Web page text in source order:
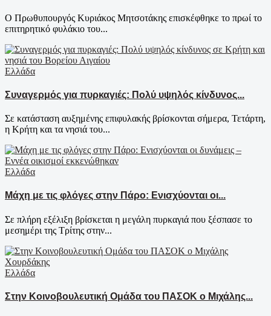
Ο Πρωθυπουργός Κυριάκος Μητσοτάκης επισκέφθηκε το πρωί το
επιτηρητικό φυλάκιο του...
Ελλάδα
Συναγερμός για πυρκαγιές: Πολύ υψηλός κίνδυνος...
Σε κατάσταση αυξημένης επιφυλακής βρίσκονται σήμερα, Τετάρτη,
η Κρήτη και τα νησιά του...
Ελλάδα
Μάχη με τις φλόγες στην Πάρο: Ενισχύονται οι...
Σε πλήρη εξέλιξη βρίσκεται η μεγάλη πυρκαγιά που ξέσπασε το
μεσημέρι της Τρίτης στην...
Ελλάδα
Στην Κοινοβουλευτική Ομάδα του ΠΑΣΟΚ ο Μιχάλης...